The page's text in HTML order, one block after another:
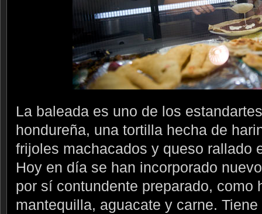
La baleada es uno de los
hondureña, una tortilla hecha de
frijoles machacados y queso rallado
Hoy en día se han incorporado
por sí contundente preparado, como
mantequilla, aguacate y carne.